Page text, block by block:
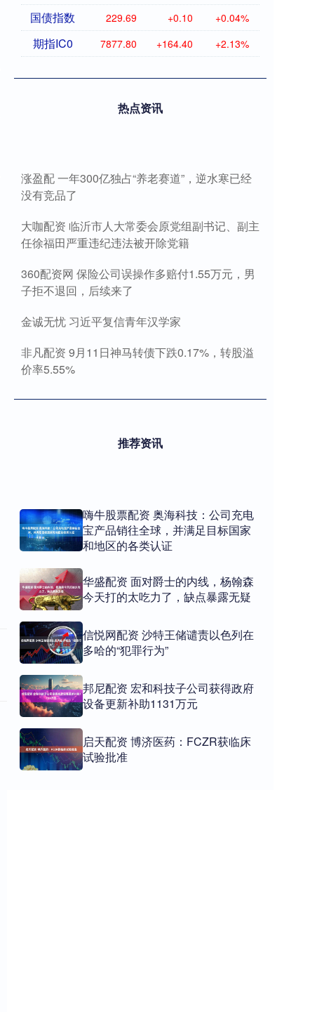
国债指数 229.69 +0.10 +0.04%
期指IC0 7877.80 +164.40 +2.13%
热点资讯
涨盈配 一年300亿独占“养老赛道”，逆水寒已经
没有竞品了
大咖配资 临沂市人大常委会原党组副书记、副主
任徐福田严重违纪违法被开除党籍
360配资网 保险公司误操作多赔付1.55万元，男
子拒不退回，后续来了
金诚无忧 习近平复信青年汉学家
非凡配资 9月11日神马转债下跌0.17%，转股溢
价率5.55%
推荐资讯
嗨牛股票配资 奥海科技：公司充电
宝产品销往全球，并满足目标国家
和地区的各类认证
华盛配资 面对爵士的内线，杨翰森
今天打的太吃力了，缺点暴露无疑
信悦网配资 沙特王储谴责以色列在
多哈的“犯罪行为”
邦尼配资 宏和科技子公司获得政府
设备更新补助1131万元
启天配资 博济医药：FCZR获临床
试验批准